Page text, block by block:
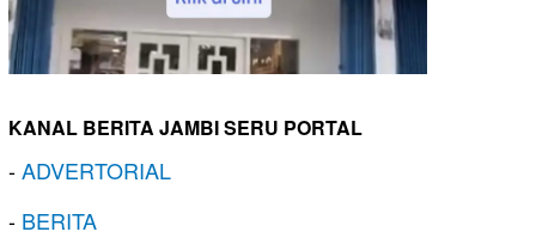
KANAL BERITA JAMBI SERU PORTAL
-ADVERTORIAL
- BERITA